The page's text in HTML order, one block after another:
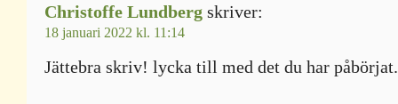
Christoffe Lundberg skriver:
18 januari 2022 kl. 11:14
Jättebra skriv! lycka till med det du har påbörjat.